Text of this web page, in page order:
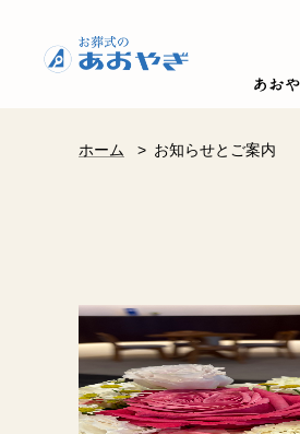
ホーム > お知らせとご案内